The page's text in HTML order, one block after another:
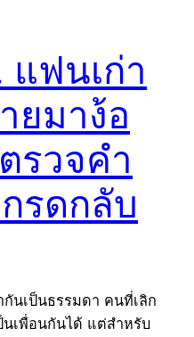
ฟนเก่า
ยมาง้อ
รวจคำ
รดกลับ
นเป็นธรรมดา คนที่เลิก
เพื่อนกันได้ แต่สำหรับ